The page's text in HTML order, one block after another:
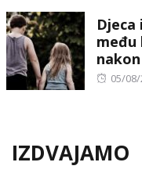
Djeca
među
05/
IZDVAJAMO